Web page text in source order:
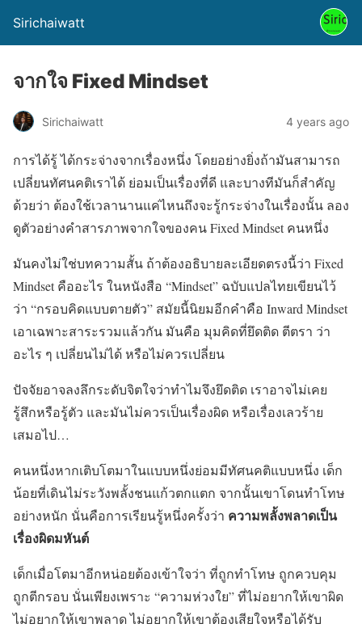
Sirichaiwatt
จากใจ Fixed Mindset
Sirichaiwatt 4 years ago
การได้รู้ ได้กระจ่างจากเรื่องหนึ่ง โดยอย่างยิ่งถ้ามันสามารถ
เปลี่ยนทัศนคติเราได้ ย่อมเป็นเรื่องที่ดี และบางทีมันก็สำคัญ
ด้วยว่า ต้องใช้เวลานานแค่ไหนถึงจะรู้กระจ่างในเรื่องนั้น ลอง
ดูตัวอย่างคำสารภาพจากใจของคน Fixed Mindset คนหนึ่ง
มันคงไม่ใช่บทความสั้น ถ้าต้องอธิบายละเอียดตรงนี้ว่า Fixed
Mindset คืออะไร ในหนังสือ “Mindset” ฉบับแปลไทยเขียนไว้
ว่า “กรอบคิดแบบตายตัว” สมัยนี้นิยมอีกคำคือ Inward Mindset
เอาเฉพาะสาระรวมแล้วกัน มันคือ มุมคิดที่ยึดติด ตีตรา ว่า
อะไร ๆ เปลี่ยนไม่ได้ หรือไม่ควรเปลี่ยน
ปัจจัยอาจลงลึกระดับจิตใจว่าทำไมจึงยึดติด เราอาจไม่เคย
รู้สึกหรือรู้ตัว และมันไม่ควรเป็นเรื่องผิด หรือเรื่องเลวร้าย
เสมอไป…
คนหนึ่งหากเติบโตมาในแบบหนึ่งย่อมมีทัศนคติแบบหนึ่ง เด็ก
น้อยที่เดินไม่ระวังพลั้งชนแก้วตกแตก จากนั้นเขาโดนทำโทษ
อย่างหนัก นั่นคือการเรียนรู้หนึ่งครั้งว่า ความพลั้งพลาดเป็น
เรื่องผิดมหันต์
เด็กเมื่อโตมาอีกหน่อยต้องเข้าใจว่า ที่ถูกทำโทษ ถูกควบคุม
ถูกตีกรอบ นั่นเพียงเพราะ “ความห่วงใย” ที่ไม่อยากให้เขาผิด
ไม่อยากให้เขาพลาด ไม่อยากให้เขาต้องเสียใจหรือได้รับ